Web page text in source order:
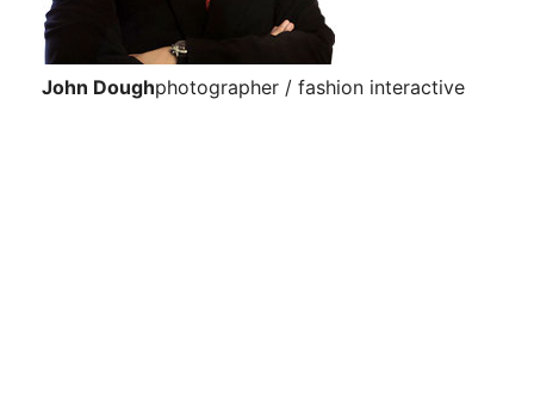
John Doughphotographer / fashion interactive